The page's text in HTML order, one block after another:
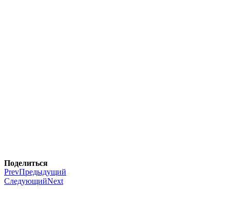
Поделиться
PrevПредыдущий
СледующийNext